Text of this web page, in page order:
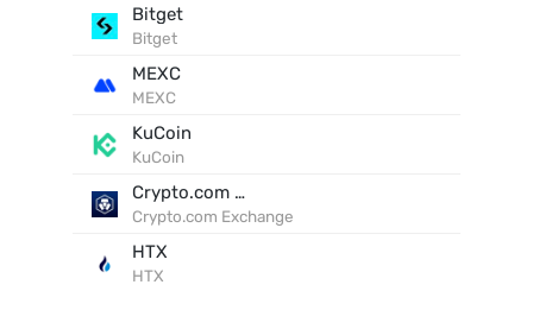
Bitget
Bitget
MEXC
MEXC
KuCoin
KuCoin
Crypto.com Exchange
Crypto.com Exchange
HTX
HTX